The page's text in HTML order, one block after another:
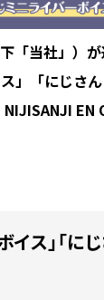
「当社」）
」「にじさん
NIJISANJI
ス」「に